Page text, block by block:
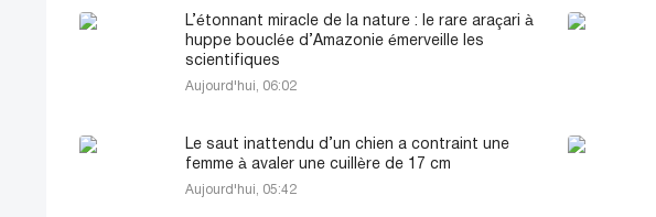
L’étonnant miracle de la nature : le rare araçari à
huppe bouclée d’Amazonie émerveille les
scientifiques
Aujourd'hui, 06:02
Le saut inattendu d’un chien a contraint une
femme à avaler une cuillère de 17 cm
Aujourd'hui, 05:42